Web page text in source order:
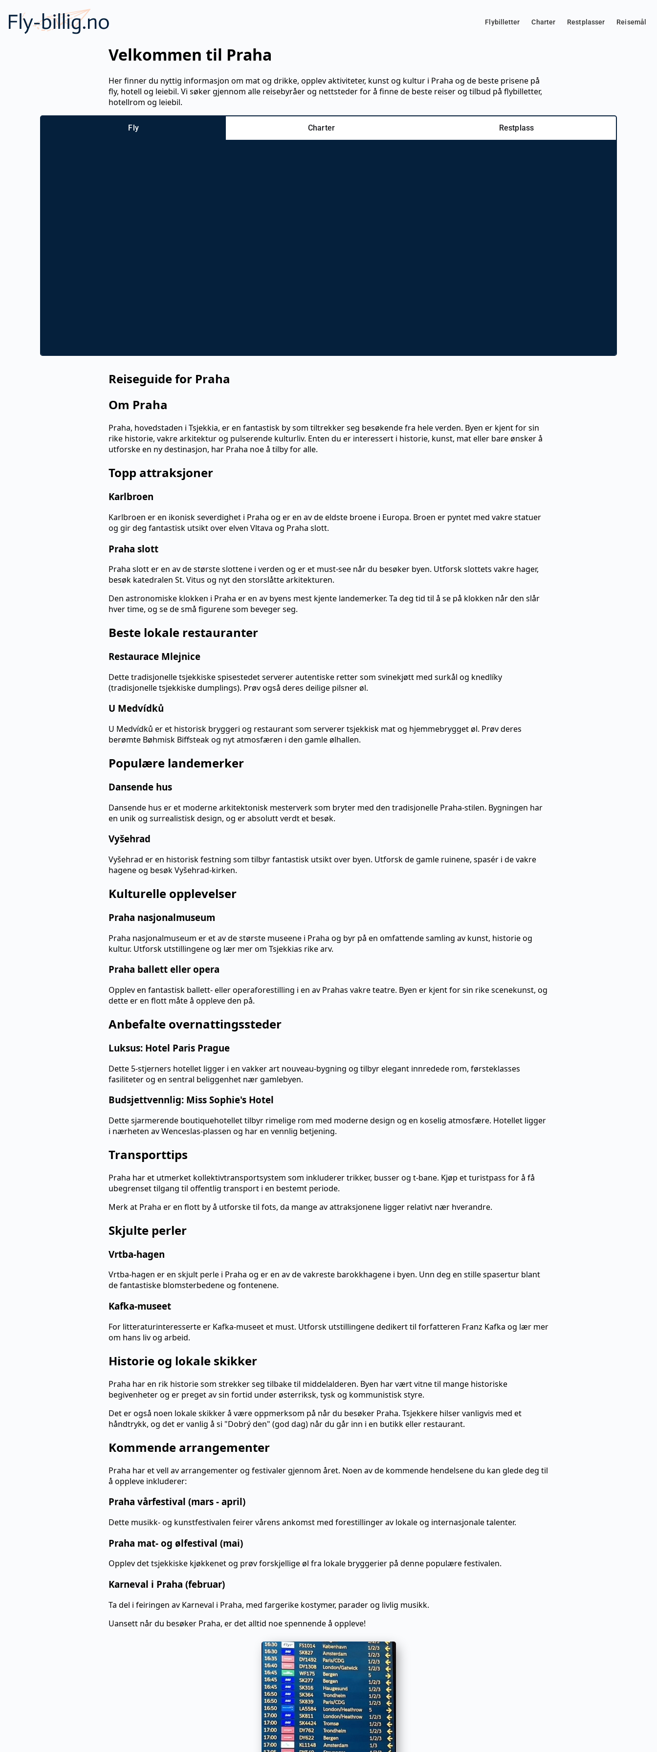
Flybilletter Charter Restplasser Reisemål
Velkommen til Praha
Her finner du nyttig informasjon om mat og drikke, opplev aktiviteter, kunst og kultur i Praha og de beste prisene på
fly, hotell og leiebil. Vi søker gjennom alle reisebyråer og nettsteder for å finne de beste reiser og tilbud på flybilletter,
hotellrom og leiebil.
Fly Charter Restplass
Reiseguide for Praha
Om Praha
Praha, hovedstaden i Tsjekkia, er en fantastisk by som tiltrekker seg besøkende fra hele verden. Byen er kjent for sin
rike historie, vakre arkitektur og pulserende kulturliv. Enten du er interessert i historie, kunst, mat eller bare ønsker å
utforske en ny destinasjon, har Praha noe å tilby for alle.
Topp attraksjoner
Karlbroen
Karlbroen er en ikonisk severdighet i Praha og er en av de eldste broene i Europa. Broen er pyntet med vakre statuer
og gir deg fantastisk utsikt over elven Vltava og Praha slott.
Praha slott
Praha slott er en av de største slottene i verden og er et must-see når du besøker byen. Utforsk slottets vakre hager,
besøk katedralen St. Vitus og nyt den storslåtte arkitekturen.
Den astronomiske klokken i Praha er en av byens mest kjente landemerker. Ta deg tid til å se på klokken når den slår
hver time, og se de små figurene som beveger seg.
Beste lokale restauranter
Restaurace Mlejnice
Dette tradisjonelle tsjekkiske spisestedet serverer autentiske retter som svinekjøtt med surkål og knedlíky
(tradisjonelle tsjekkiske dumplings). Prøv også deres deilige pilsner øl.
U Medvídků
U Medvídků er et historisk bryggeri og restaurant som serverer tsjekkisk mat og hjemmebrygget øl. Prøv deres
berømte Bøhmisk Biffsteak og nyt atmosfæren i den gamle ølhallen.
Populære landemerker
Dansende hus
Dansende hus er et moderne arkitektonisk mesterverk som bryter med den tradisjonelle Praha-stilen. Bygningen har
en unik og surrealistisk design, og er absolutt verdt et besøk.
Vyšehrad
Vyšehrad er en historisk festning som tilbyr fantastisk utsikt over byen. Utforsk de gamle ruinene, spasér i de vakre
hagene og besøk Vyšehrad-kirken.
Kulturelle opplevelser
Praha nasjonalmuseum
Praha nasjonalmuseum er et av de største museene i Praha og byr på en omfattende samling av kunst, historie og
kultur. Utforsk utstillingene og lær mer om Tsjekkias rike arv.
Praha ballett eller opera
Opplev en fantastisk ballett- eller operaforestilling i en av Prahas vakre teatre. Byen er kjent for sin rike scenekunst, og
dette er en flott måte å oppleve den på.
Anbefalte overnattingssteder
Luksus: Hotel Paris Prague
Dette 5-stjerners hotellet ligger i en vakker art nouveau-bygning og tilbyr elegant innredede rom, førsteklasses
fasiliteter og en sentral beliggenhet nær gamlebyen.
Budsjettvennlig: Miss Sophie's Hotel
Dette sjarmerende boutiquehotellet tilbyr rimelige rom med moderne design og en koselig atmosfære. Hotellet ligger
i nærheten av Wenceslas-plassen og har en vennlig betjening.
Transporttips
Praha har et utmerket kollektivtransportsystem som inkluderer trikker, busser og t-bane. Kjøp et turistpass for å få
ubegrenset tilgang til offentlig transport i en bestemt periode.
Merk at Praha er en flott by å utforske til fots, da mange av attraksjonene ligger relativt nær hverandre.
Skjulte perler
Vrtba-hagen
Vrtba-hagen er en skjult perle i Praha og er en av de vakreste barokkhagene i byen. Unn deg en stille spasertur blant
de fantastiske blomsterbedene og fontenene.
Kafka-museet
For litteraturinteresserte er Kafka-museet et must. Utforsk utstillingene dedikert til forfatteren Franz Kafka og lær mer
om hans liv og arbeid.
Historie og lokale skikker
Praha har en rik historie som strekker seg tilbake til middelalderen. Byen har vært vitne til mange historiske
begivenheter og er preget av sin fortid under østerriksk, tysk og kommunistisk styre.
Det er også noen lokale skikker å være oppmerksom på når du besøker Praha. Tsjekkere hilser vanligvis med et
håndtrykk, og det er vanlig å si "Dobrý den" (god dag) når du går inn i en butikk eller restaurant.
Kommende arrangementer
Praha har et vell av arrangementer og festivaler gjennom året. Noen av de kommende hendelsene du kan glede deg til
å oppleve inkluderer:
Praha vårfestival (mars - april)
Dette musikk- og kunstfestivalen feirer vårens ankomst med forestillinger av lokale og internasjonale talenter.
Praha mat- og ølfestival (mai)
Opplev det tsjekkiske kjøkkenet og prøv forskjellige øl fra lokale bryggerier på denne populære festivalen.
Karneval i Praha (februar)
Ta del i feiringen av Karneval i Praha, med fargerike kostymer, parader og livlig musikk.
Uansett når du besøker Praha, er det alltid noe spennende å oppleve!